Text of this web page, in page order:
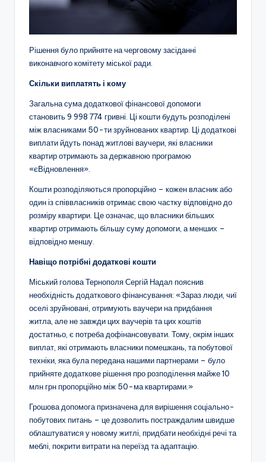
Рішення було прийняте на черговому засіданні
виконавчого комітету міської ради.
Скільки виплатять і кому
Загальна сума додаткової фінансової допомоги
становить 9 998 774 гривні. Ці кошти будуть розподілені
між власниками 50-ти зруйнованих квартир. Ці додаткові
виплати йдуть понад житлові ваучери, які власники
квартир отримають за державною програмою
«єВідновлення».
Кошти розподіляються пропорційно – кожен власник або
один із співвласників отримає свою частку відповідно до
розміру квартири. Це означає, що власники більших
квартир отримають більшу суму допомоги, а менших –
відповідно меншу.
Навіщо потрібні додаткові кошти
Міський голова Тернополя Сергій Надал пояснив
необхідність додаткового фінансування: «Зараз люди, чиї
оселі зруйновані, отримують ваучери на придбання
житла, але не завжди цих ваучерів та цих коштів
достатньо, є потреба дофінансовувати. Тому, окрім інших
виплат, які отримають власники помешкань, та побутової
техніки, яка була передана нашими партнерами – було
прийняте додаткове рішення про розподілення майже 10
млн грн пропорційно між 50-ма квартирами.»
Грошова допомога призначена для вирішення соціально-
побутових питань – це дозволить постраждалим швидше
облаштуватися у новому житлі, придбати необхідні речі та
меблі, покрити витрати на переїзд та адаптацію.